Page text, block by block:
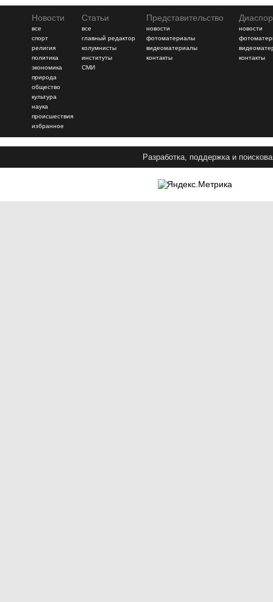
Новости
все
спорт
религия
политика
экономика
природа
общество
культура
наука
происшествия
избранное
Статьи
все
главный редактор
колумнисты
институты
СМИ
Представительство
новости
фотоматериалы
видеоматериалы
контакты
новости
контакты
Разработка, поддержка и